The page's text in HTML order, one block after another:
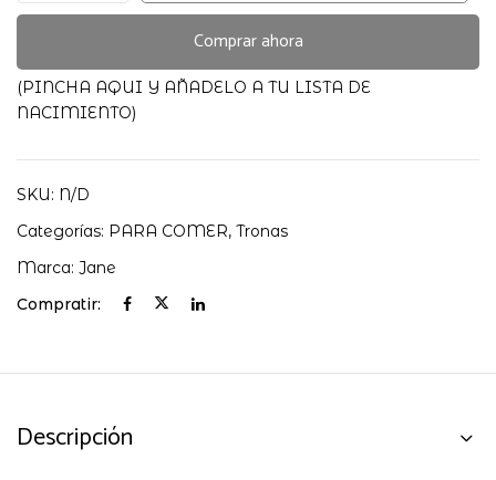
Jane
Comprar ahora
(PINCHA AQUI Y AÑADELO A TU LISTA DE
NACIMIENTO)
SKU: N/D
Categorías: PARA COMER, Tronas
Marca: Jane
Compratir:
Descripción